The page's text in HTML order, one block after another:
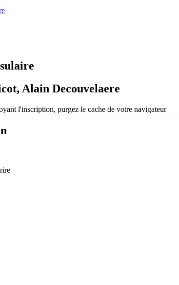
Alain Decouvelaere
l'inscription, purgez le cache de votre navigateur